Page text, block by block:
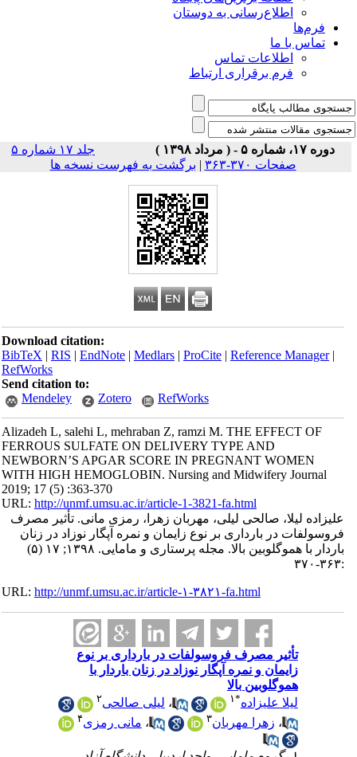
اطلاع‌رسانی به دوستان
فرم‌ها
تماس با ما
اطلاعات تماس
فرم برقراری ارتباط
دوره ۱۷، شماره ۵ - ( مرداد ۱۳۹۸ )
جلد ۱۷ شماره ۵
صفحات ۳۷۰-۳۶۳
|برگشت به فهرست نسخه ها
Download citation:
BibTeX|RIS|EndNote|Medlars|ProCite|Reference Manager
RefWorks
Send citation to:
Mendeley
Zotero RefWorks
Alizadeh L, salehi L, mehraban Z, ramzi M. THE EFFECT OF
FERROUS SULFATE ON DELIVERY TYPE AND
NEWBORN’S APGAR SCORE IN PREGNANT WOMEN
WITH HIGH HEMOGLOBIN. Nursing and Midwifery Journal
2019; 17 (5) :363-370
URL:http://unmf.umsu.ac.ir/article-1-3821-fa.html
علیزاده لیلا، صالحی لیلی، مهربان زهرا، رمزی مانی. تأثیر مصرف
فروسولفات در بارداری بر نوع زایمان و نمره آپگار نوزاد در زنان
باردار با هموگلوبین بالا. مجله پرستاری و مامایی. ۱۳۹۸; ۱۷ (۵)
URL:http://unmf.umsu.ac.ir/article-۱-۳۸۲۱-fa.html
تأثیر مصرف فروسولفات در بارداری بر نوع
زایمان و نمره آپگار نوزاد در زنان باردار با
هموگلوبین بالا
لیلا علیزاده* ۱ ،لیلی صالحی
،زهرا مهربان ۳ ،مانی رمزی